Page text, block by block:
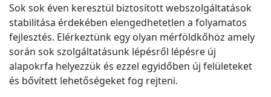
Sok sok éven keresztül biztosított webszolgáltatások
stabilitása érdekében elengedhetetlen a folyamatos
fejlesztés. Elérkeztünk egy olyan mérföldkőhöz amely
során sok szolgáltatásunk lépésről lépésre új
alapokrfa helyezzük és ezzel egyidőben új felületeket
és bővített lehetőségeket fog rejteni.